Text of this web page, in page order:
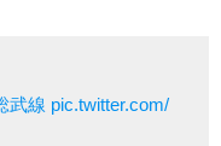
武線 pic.twitter.com/